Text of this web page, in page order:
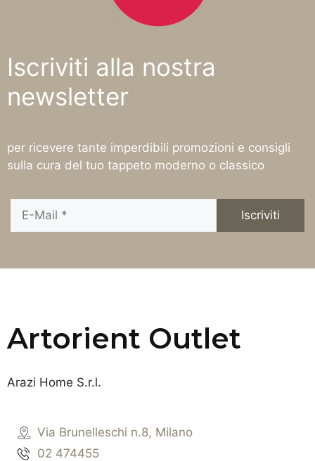
Iscriviti alla nostra
newsletter
per ricevere tante imperdibili promozioni e consigli
sulla cura del tuo tappeto moderno o classico
Artorient Outlet
Arazi Home S.r.l.
Via Brunelleschi n.8, Milano
02 474455